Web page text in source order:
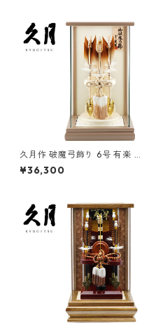
久月作 破魔弓飾り 6号 有楽 パ
ノラマガラスケース入り ベー
ジュ系 正月飾り/男の子/男
¥36,300